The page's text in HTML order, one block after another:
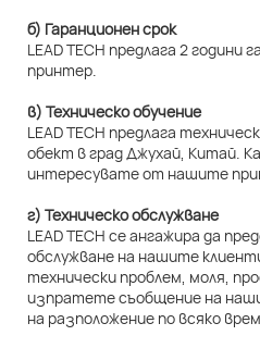
б) Гаранционен срок
LEAD TECH предлага 2 години
принтер.
в) Техническо обучение
LEAD TECH предлага
обект в град Джухай, Китай.
интересувате от нашите
г) Техническо обслужване
LEAD TECH се ангажира да
обслужване на нашите
технически проблем, моля,
изпратете съобщение на
на разположение по всяко